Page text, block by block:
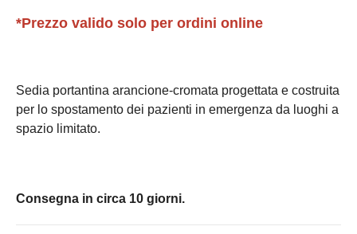
*Prezzo valido solo per ordini online
Sedia portantina arancione-cromata progettata e costruita
per lo spostamento dei pazienti in emergenza da luoghi a
spazio limitato.
Consegna in circa 10 giorni.